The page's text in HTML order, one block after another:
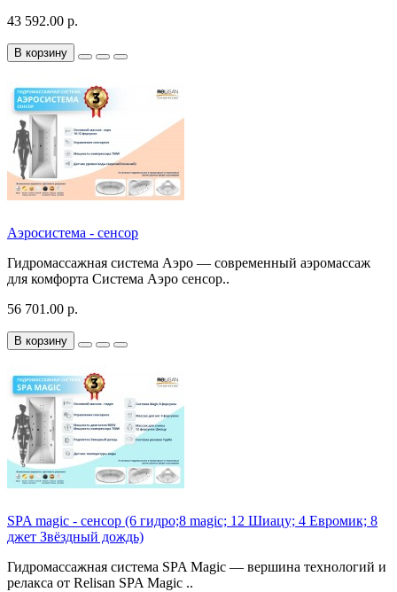
43 592.00 р.
В корзину
Аэросистема - сенсор
Гидромассажная система Аэро — современный аэромассаж
для комфорта Система Аэро сенсор..
56 701.00 р.
В корзину
SPA magic - сенсор (6 гидро;8 magic; 12 Шиацу; 4 Евромик; 8
джет Звёздный дождь)
Гидромассажная система SPA Magic — вершина технологий и
релакса от Relisan SPA Magic ..